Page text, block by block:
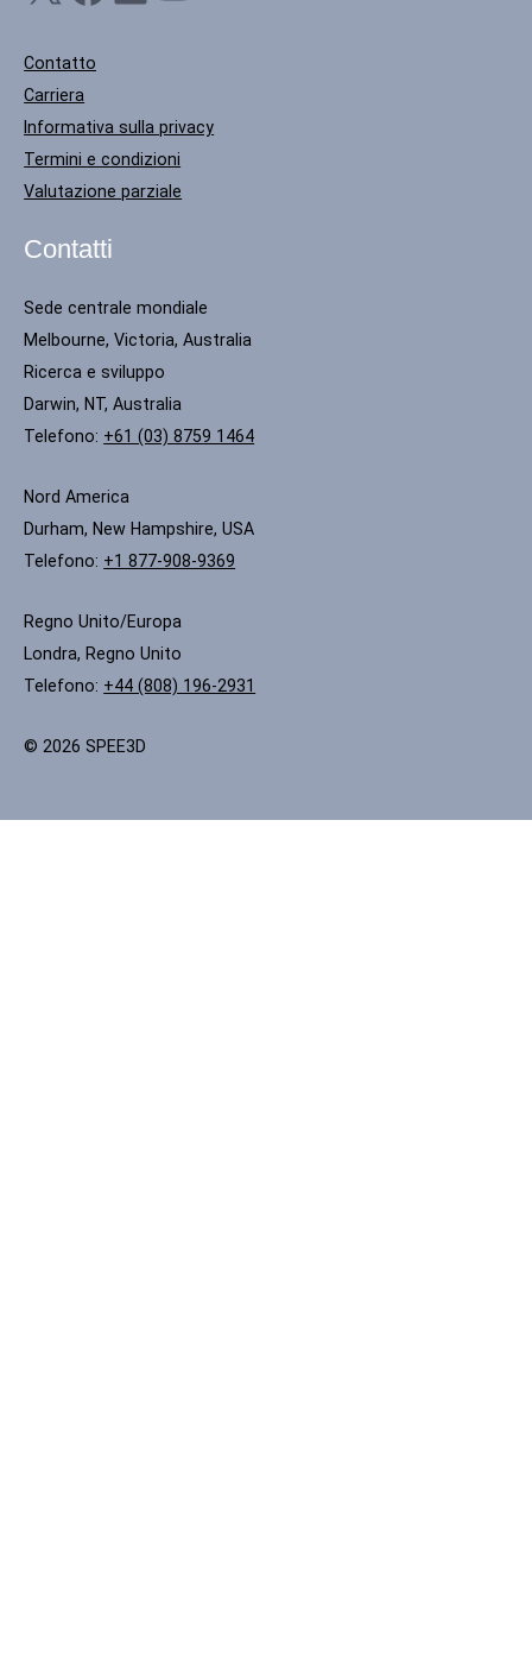
Contatto
Carriera
Informativa sulla privacy
Termini e condizioni
Valutazione parziale
Contatti
Sede centrale mondiale
Melbourne, Victoria, Australia
Ricerca e sviluppo
Darwin, NT, Australia
Telefono: +61 (03) 8759 1464
Nord America
Durham, New Hampshire, USA
Telefono: +1 877-908-9369
Regno Unito/Europa
Londra, Regno Unito
Telefono: +44 (808) 196-2931
© 2026 SPEE3D